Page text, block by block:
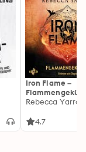
Iron Flame –
heißersehnte
Rebecca Yarros
4.7